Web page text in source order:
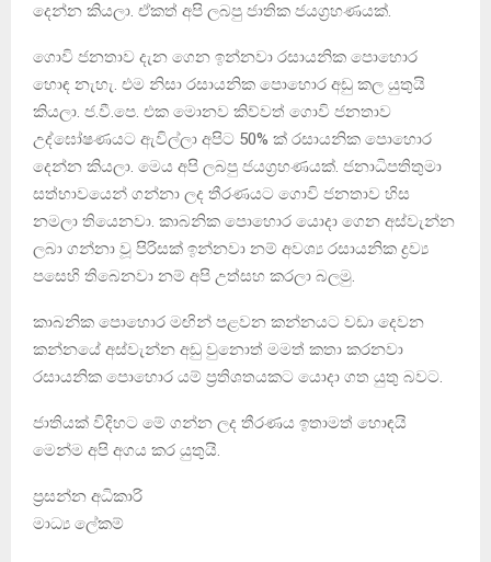
දෙන්න කියලා. ඒකත් අපි ලබපු ජාතික ජයග්‍රහණයක්.
ගොවි ජනතාව දැන ගෙන ඉන්නවා රසායනික පොහොර
හොඳ නැහැ. එම නිසා රසායනික පොහොර අඩු කල යුතුයි
කියලා. ජ.වී.පෙ. එක මොනව කිව්වත් ගොවි ජනතාව
උද්ඝෝෂණයට ඇවිල්ලා අපිට 50% ක් රසායනික පොහොර
දෙන්න කියලා. මෙය අපි ලබපු ජයග්‍රහණයක්. ජනාධිපතිතුමා
සත්භාවයෙන් ගන්නා ලද තීරණයට ගොවි ජනතාව හිස
නමලා තියෙනවා. කාබනික පොහොර යොදා ගෙන අස්වැන්න
ලබා ගන්නා වූ පිරිසක් ඉන්නවා නම් අවශ්‍ය රසායනික ද්‍රව්‍ය
පසෙහි තිබෙනවා නම් අපි උත්සහ කරලා බලමු.
කාබනික පොහොර මඟින් පළවන කන්නයට වඩා දෙවන
කන්නයේ අස්වැන්න අඩු වුනොත් මමත් කතා කරනවා
රසායනික පොහොර යම් ප්‍රතිශතයකට යොදා ගත යුතු බවට.
ජාතියක් විදිහට මේ ගන්න ලද තීරණය ඉතාමත් හොඳයි
මෙන්ම අපි අගය කර යුතුයි.
ප්‍රසන්න අධිකාරි
මාධ්‍ය ලේකම්